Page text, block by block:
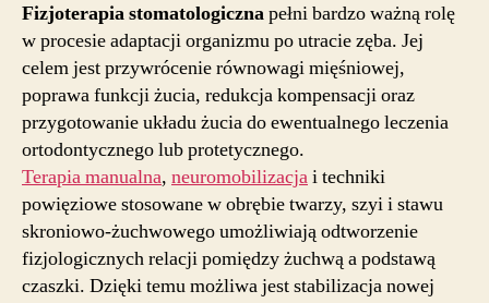
Fizjoterapia stomatologicznapełni bardzo ważną rolę
w procesie adaptacji organizmu po utracie zęba. Jej
celem jest przywrócenie równowagi mięśniowej,
poprawa funkcji żucia, redukcja kompensacji oraz
przygotowanie układu żucia do ewentualnego leczenia
ortodontycznego lub protetycznego.
Terapia manualna, neuromobilizacjai techniki
powięziowe stosowane w obrębie twarzy, szyi i stawu
skroniowo-żuchwowego umożliwiają odtworzenie
fizjologicznych relacji pomiędzy żuchwą a podstawą
czaszki. Dzięki temu możliwa jest stabilizacja nowej